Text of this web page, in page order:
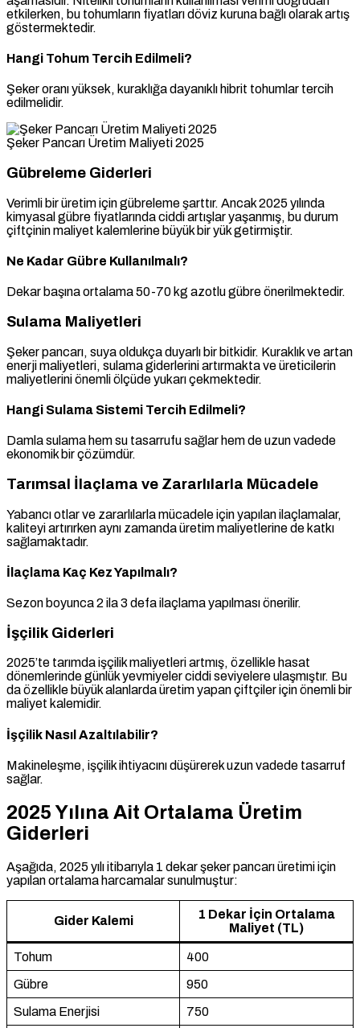
etkilerken, bu tohumların fiyatları döviz kuruna bağlı olarak artış
göstermektedir.
Hangi Tohum Tercih Edilmeli?
Şeker oranı yüksek, kuraklığa dayanıklı hibrit tohumlar tercih
edilmelidir.
Şeker Pancarı Üretim Maliyeti 2025
Gübreleme Giderleri
Verimli bir üretim için gübreleme şarttır. Ancak 2025 yılında
kimyasal gübre fiyatlarında ciddi artışlar yaşanmış, bu durum
çiftçinin maliyet kalemlerine büyük bir yük getirmiştir.
Ne Kadar Gübre Kullanılmalı?
Dekar başına ortalama 50-70 kg azotlu gübre önerilmektedir.
Sulama Maliyetleri
Şeker pancarı, suya oldukça duyarlı bir bitkidir. Kuraklık ve artan
enerji maliyetleri, sulama giderlerini artırmakta ve üreticilerin
maliyetlerini önemli ölçüde yukarı çekmektedir.
Hangi Sulama Sistemi Tercih Edilmeli?
Damla sulama hem su tasarrufu sağlar hem de uzun vadede
ekonomik bir çözümdür.
Tarımsal İlaçlama ve Zararlılarla Mücadele
Yabancı otlar ve zararlılarla mücadele için yapılan ilaçlamalar,
kaliteyi artırırken aynı zamanda üretim maliyetlerine de katkı
sağlamaktadır.
İlaçlama Kaç Kez Yapılmalı?
Sezon boyunca 2 ila 3 defa ilaçlama yapılması önerilir.
İşçilik Giderleri
2025’te tarımda işçilik maliyetleri artmış, özellikle hasat
dönemlerinde günlük yevmiyeler ciddi seviyelere ulaşmıştır. Bu
da özellikle büyük alanlarda üretim yapan çiftçiler için önemli bir
maliyet kalemidir.
İşçilik Nasıl Azaltılabilir?
Makineleşme, işçilik ihtiyacını düşürerek uzun vadede tasarruf
sağlar.
2025 Yılına Ait Ortalama Üretim
Giderleri
Aşağıda, 2025 yılı itibarıyla 1 dekar şeker pancarı üretimi için
yapılan ortalama harcamalar sunulmuştur:
Gider Kalemi
1 Dekar İçin Ortalama
Maliyet (TL)
Tohum
400
Gübre
950
Sulama Enerjisi
750